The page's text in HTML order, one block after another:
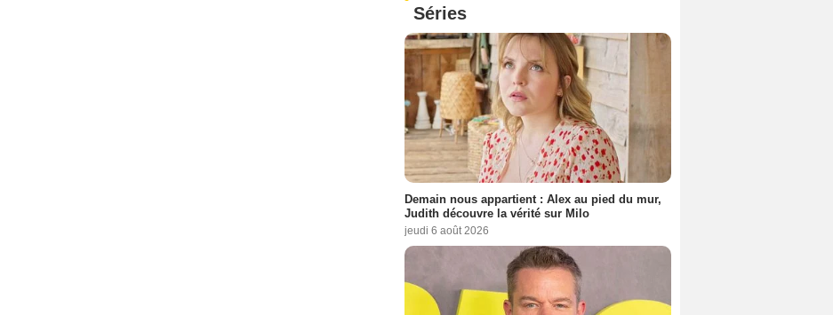
Séries
Demain nous appartient : Alex au pied du mur,
Judith découvre la vérité sur Milo
jeudi 6 août 2026